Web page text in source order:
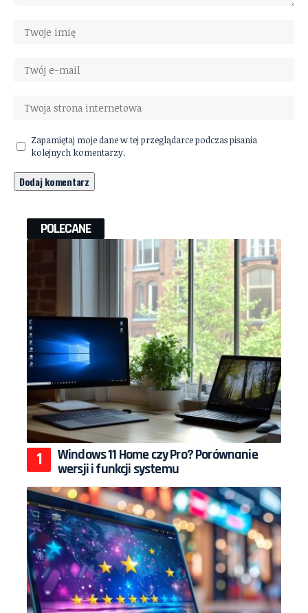
Zapamiętaj moje dane w tej przeglądarce podczas pisania
kolejnych komentarzy.
POLECANE
Windows 11 Home czy Pro? Porównanie
wersji i funkcji systemu